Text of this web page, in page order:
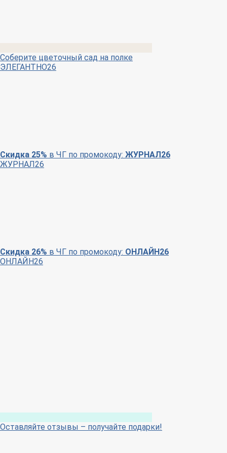
Соберите цветочный сад на полке
ЭЛЕГАНТНО26
Скидка 25% в ЧГ по промокоду: ЖУРНАЛ26
ЖУРНАЛ26
Скидка 26% в ЧГ по промокоду: ОНЛАЙН26
ОНЛАЙН26
Оставляйте отзывы – получайте подарки!